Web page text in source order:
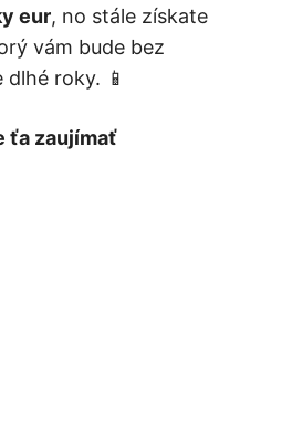
eur, no stále získate
vám bude bez
roky. 📱
ťa zaujímať